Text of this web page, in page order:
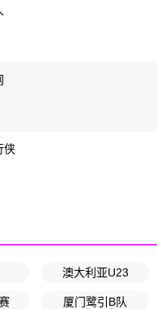
侠
澳大利亚U23
厦门鹭引B队